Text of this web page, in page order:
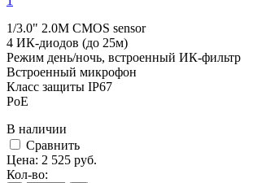
1/3.0" 2.0M CMOS sensor
4 ИК-диодов (до 25м)
Режим день/ночь, встроенный ИК-фильтр
Встроенный микрофон
Класс защиты IР67
PoE
В наличии
Cравнить
Цена: 2 525 руб.
Кол-во: